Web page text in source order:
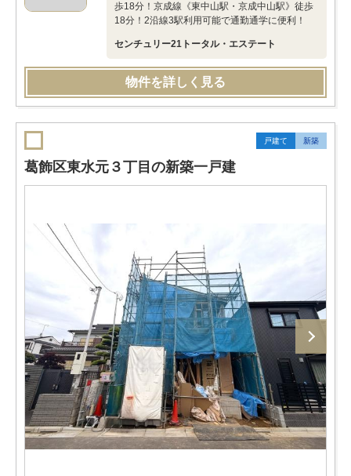
歩18分！京成線《東中山駅・京成中山駅》徒歩
18分！2沿線3駅利用可能で通勤通学に便利！
センチュリー21トータル・エステート
物件を詳しく見る
戸建て 新築
葛飾区東水元３丁目の新築一戸建